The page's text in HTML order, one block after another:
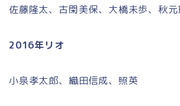
佐藤隆太、古閑美保、大橋未歩、秋元
2016年リオ
小泉孝太郎、織田信成、照英